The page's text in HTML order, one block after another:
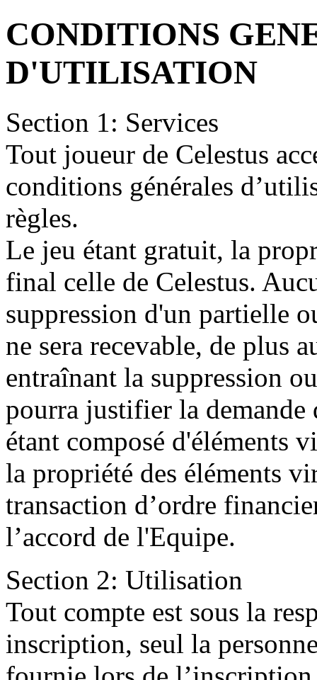
CONDITIONS
D'UTILISATION
Section 1: Services
Tout joueur de Celestus
conditions générales
règles.
Le jeu étant gratuit, la
final celle de Celestus.
suppression d'un partielle
ne sera recevable, de plus
entraînant la suppression
pourra justifier la demande
étant composé d'éléments
la propriété des éléments
transaction d’ordre
l’accord de l'Equipe.
Section 2: Utilisation
Tout compte est sous la
inscription, seul la